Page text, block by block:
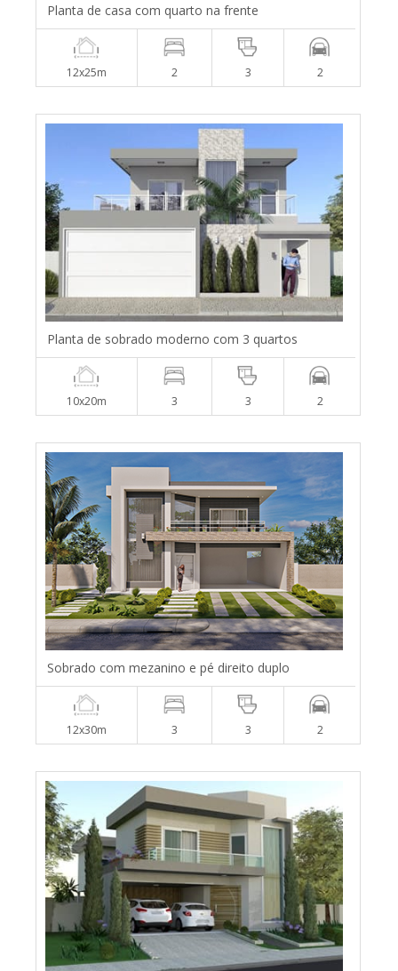
Planta de casa com quarto na frente
12x25m 2 3 2
Planta de sobrado moderno com 3 quartos
10x20m 3 3 2
Sobrado com mezanino e pé direito duplo
12x30m 3 3 2